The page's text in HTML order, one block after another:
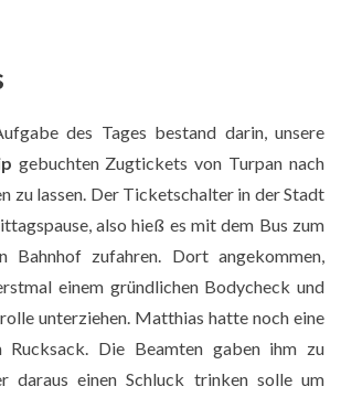
1
des Tages bestand darin, unsere
gebuchten Zugtickets von Turpan nach
zu lassen. Der Ticketschalter in der Stadt
also hieß es mit dem Bus zum
Bahnhof zufahren. Dort angekommen,
einem gründlichen Bodycheck und
unterziehen. Matthias hatte noch eine
Rucksack. Die Beamten gaben ihm zu
daraus einen Schluck trinken solle um